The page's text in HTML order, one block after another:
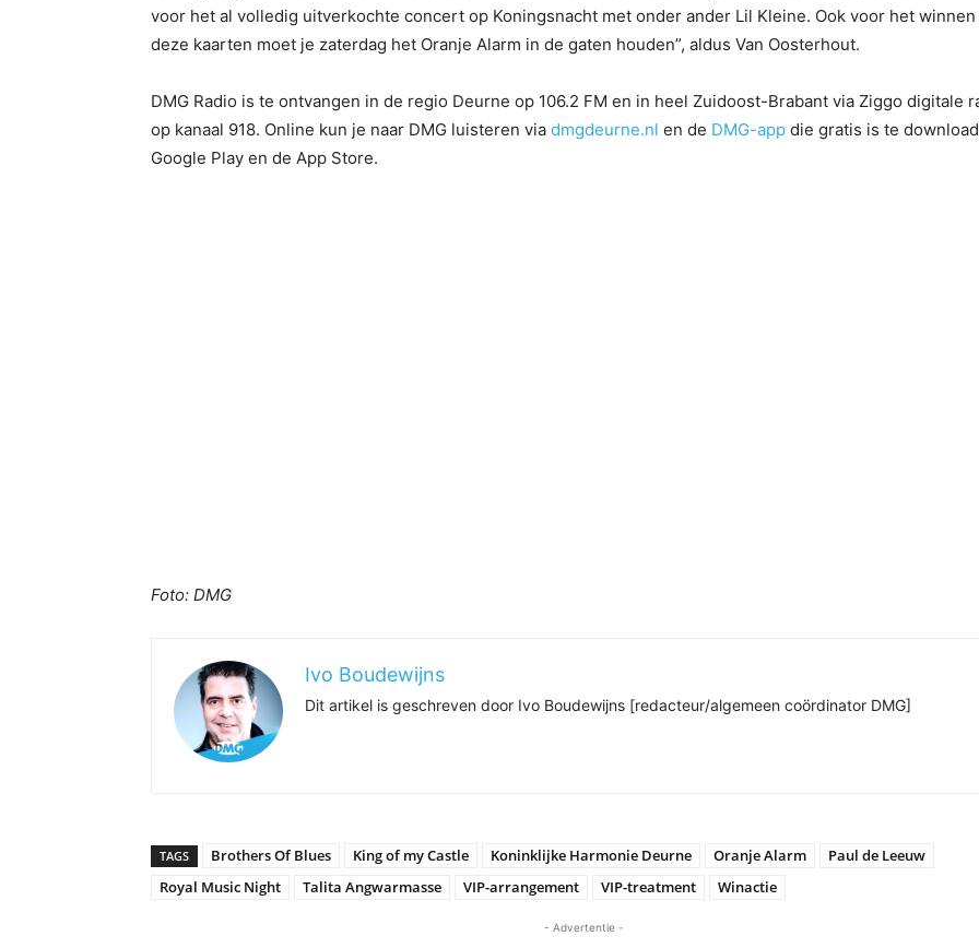
voor het al volledig uitverkochte concert op Koningsnacht met onder ander Lil Kleine. Ook voor het winnen
deze kaarten moet je zaterdag het Oranje Alarm in de gaten houden”, aldus Van Oosterhout.
DMG Radio is te ontvangen in de regio Deurne op 106.2 FM en in heel Zuidoost-Brabant via Ziggo digitale
op kanaal 918. Online kun je naar DMG luisteren via dmgdeurne.nl en de DMG-app die gratis is te
Google Play en de App Store.
Foto: DMG
Ivo Boudewijns
Dit artikel is geschreven door Ivo Boudewijns [redacteur/algemeen coördinator DMG]
TAGS Brothers Of Blues King of my Castle Koninklijke Harmonie Deurne Oranje Alarm
Paul de Leeuw
Royal Music Night
Talita Angwarmasse VIP-arrangement VIP-treatment Winactie
- Advertentie -